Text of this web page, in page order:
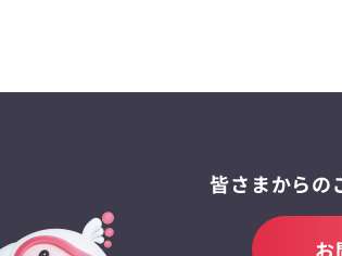
皆さまからの
お